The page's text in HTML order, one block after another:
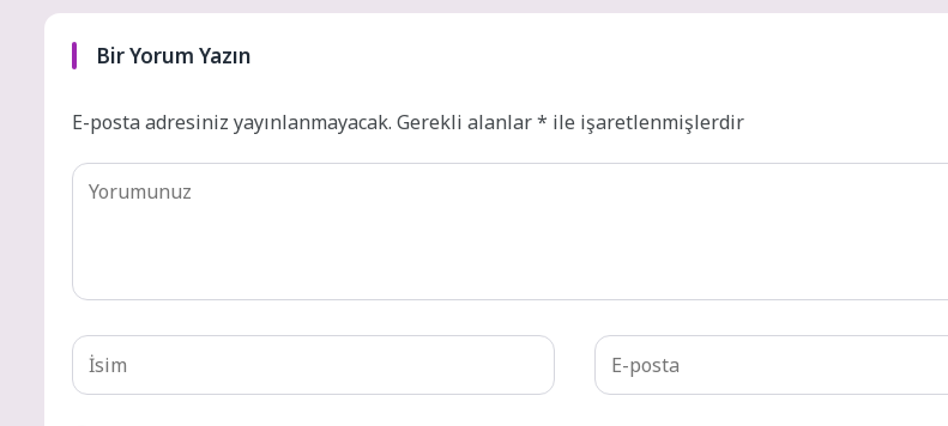
Bir Yorum Yazın
E-posta adresiniz yayınlanmayacak. Gerekli alanlar* ile işaretlenmişlerdir